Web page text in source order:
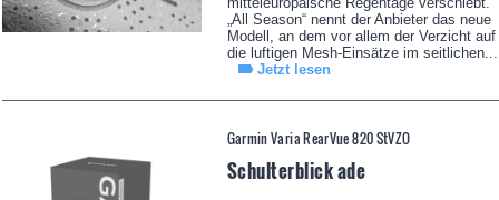
„All Season“ nennt der Anbieter das neue
Modell, an dem vor allem der Verzicht auf
die luftigen Mesh-Einsätze im seitlichen...
Jetzt lesen
Garmin Varia RearVue 820 StVZO
Schulterblick ade